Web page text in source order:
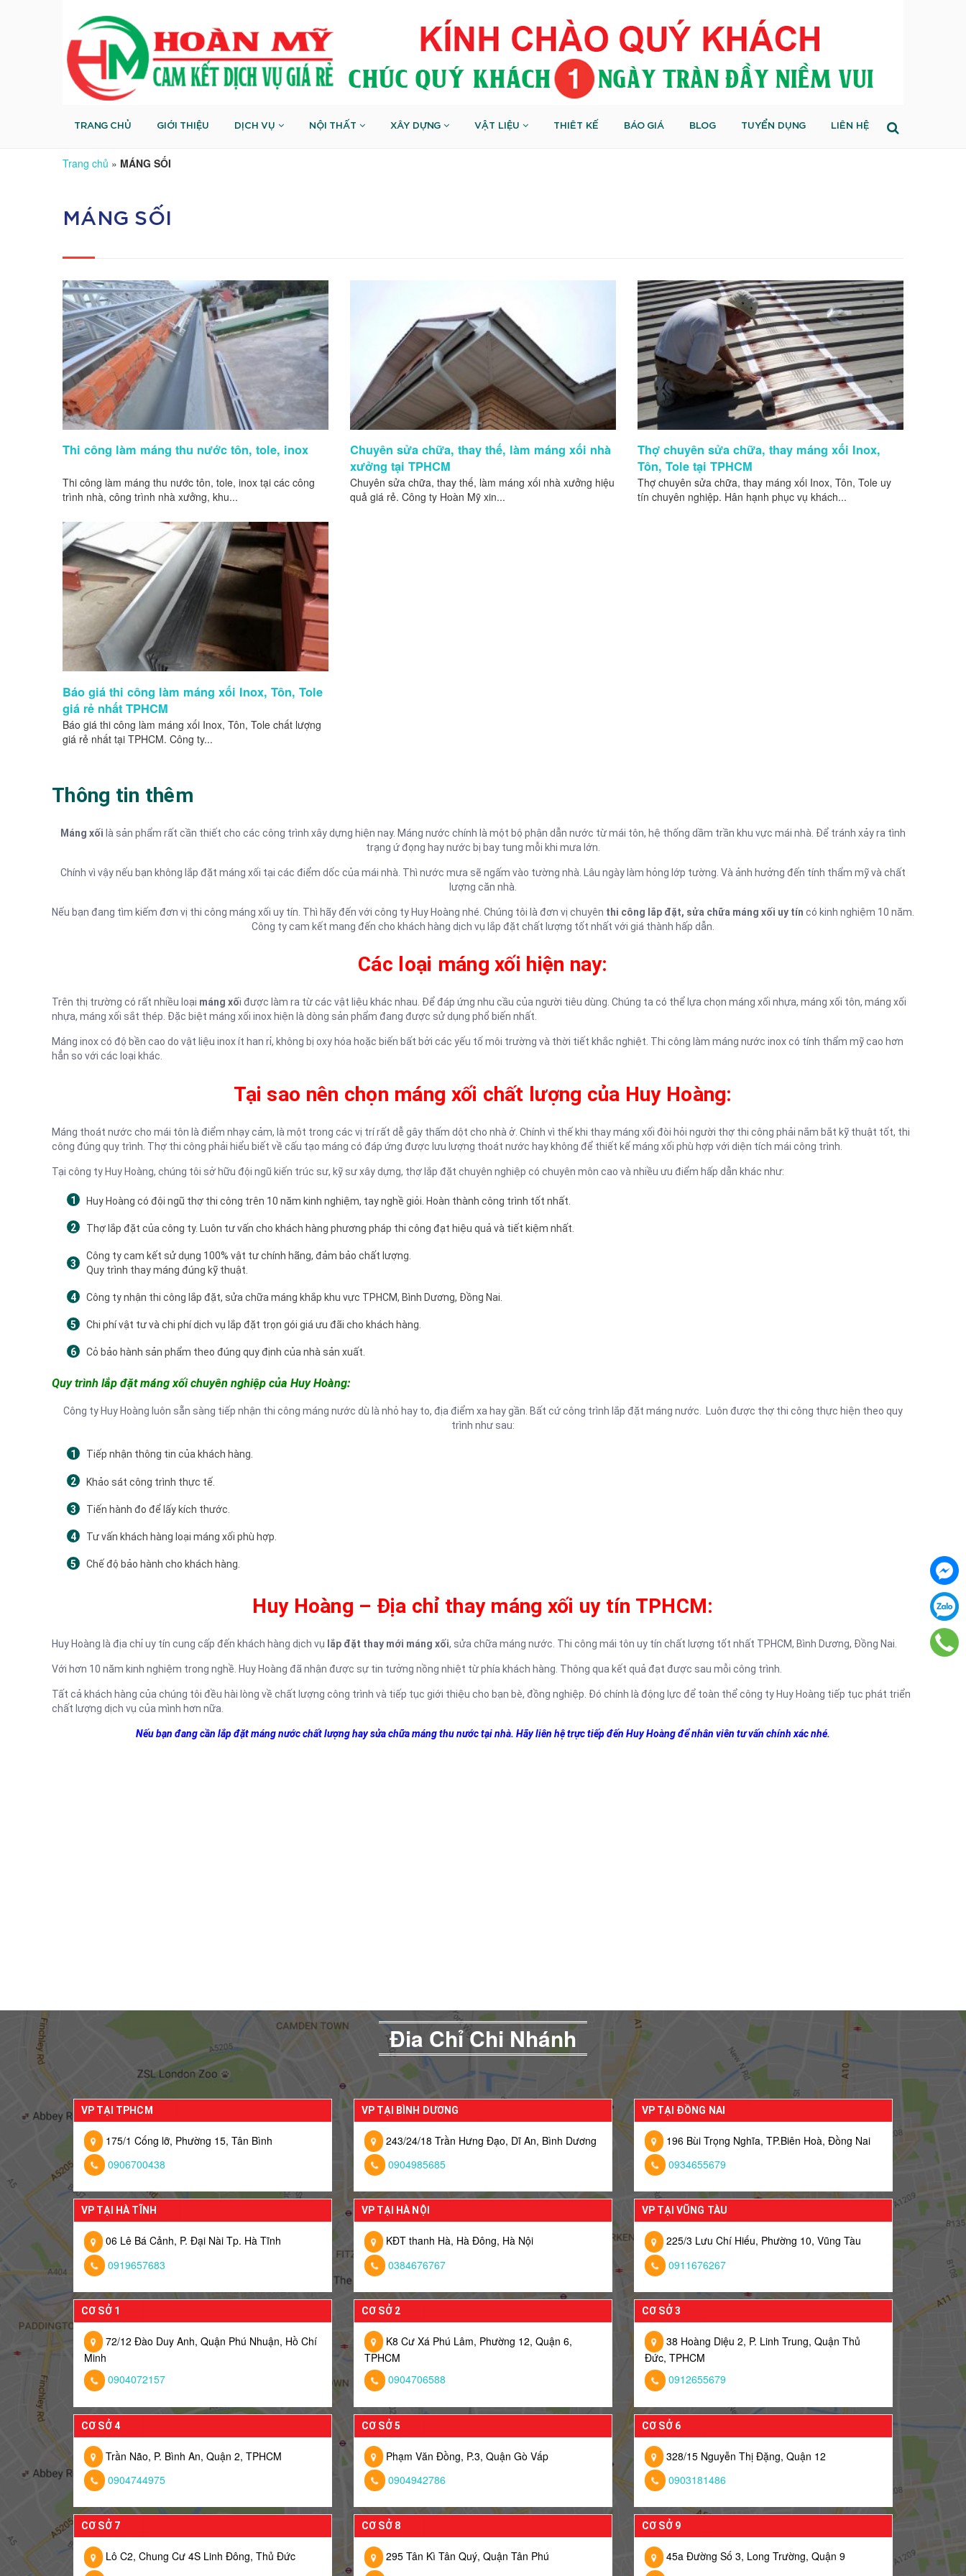
TRANG CHỦ GIỚI THIỆU DỊCH VỤ NỘI THẤT XÂY DỰNG VẬT LIỆU THIÊT KẾ BÁO GIÁ BLOG TUYỂN DỤNG LIÊN HỆ
Trang chủ » MÁNG SỐI
MÁNG SỐI
Thi công làm máng thu nước tôn, tole, inox
Thi công làm máng thu nước tôn, tole, inox tại các công
trình nhà, công trình nhà xưởng, khu...
Chuyên sửa chữa, thay thế, làm máng xối nhà
xưởng tại TPHCM
Chuyên sửa chữa, thay thế, làm máng xối nhà xưởng hiệu
quả giá rẻ. Công ty Hoàn Mỹ xin...
Thợ chuyên sửa chữa, thay máng xối Inox,
Tôn, Tole tại TPHCM
Thợ chuyên sửa chữa, thay máng xối Inox, Tôn, Tole uy
tín chuyên nghiệp. Hân hạnh phục vụ khách...
Báo giá thi công làm máng xối Inox, Tôn, Tole
giá rẻ nhất TPHCM
Báo giá thi công làm máng xối Inox, Tôn, Tole chất lượng
giá rẻ nhất tại TPHCM. Công ty...
Thông tin thêm
Máng xối là sản phẩm rất cần thiết cho các công trình xây dựng hiện nay. Máng nước chính là một bộ phận dẫn nước từ mái tôn, hệ thống dầm trần khu vực mái nhà. Để tránh xảy ra tình
trạng ứ đọng hay nước bị bay tung mỗi khi mưa lớn.
Chính vì vậy nếu bạn không lắp đặt máng xối tại các điểm dốc của mái nhà. Thì nước mưa sẽ ngấm vào tường nhà. Lâu ngày làm hỏng lớp tường. Và ảnh hưởng đến tính thẩm mỹ và chất
lượng căn nhà.
Nếu bạn đang tìm kiếm đơn vị thi công máng xối uy tín. Thì hãy đến với công ty Huy Hoàng nhé. Chúng tôi là đơn vị chuyên thi công lắp đặt, sửa chữa máng xối uy tín có kinh nghiệm 10 năm.
Công ty cam kết mang đến cho khách hàng dịch vụ lắp đặt chất lượng tốt nhất với giá thành hấp dẫn.
Các loại máng xối hiện nay:
Trên thị trường có rất nhiều loại máng xối được làm ra từ các vật liệu khác nhau. Để đáp ứng nhu cầu của người tiêu dùng. Chúng ta có thể lựa chọn máng xối nhựa, máng xối tôn, máng xối
nhựa, máng xối sắt thép. Đặc biệt máng xối inox hiện là dòng sản phẩm đang được sử dụng phổ biến nhất.
Máng inox có độ bền cao do vật liệu inox ít han rỉ, không bị oxy hóa hoặc biến bất bởi các yếu tố môi trường và thời tiết khắc nghiệt. Thi công làm máng nước inox có tính thẩm mỹ cao hơn
hẳn so với các loại khác.
Tại sao nên chọn máng xối chất lượng của Huy Hoàng:
Máng thoát nước cho mái tôn là điểm nhạy cảm, là một trong các vị trí rất dễ gây thấm dột cho nhà ở. Chính vì thế khi thay máng xối đòi hỏi người thợ thi công phải nắm bắt kỹ thuật tốt, thi
công đúng quy trình. Thợ thi công phải hiểu biết về cấu tạo máng có đáp ứng được lưu lượng thoát nước hay không để thiết kế máng xối phù hợp với diện tích mái công trình.
Tại công ty Huy Hoàng, chúng tôi sở hữu đội ngũ kiến trúc sư, kỹ sư xây dựng, thợ lắp đặt chuyên nghiệp có chuyên môn cao và nhiều ưu điểm hấp dẫn khác như:
Huy Hoàng có đội ngũ thợ thi công trên 10 năm kinh nghiệm, tay nghề giỏi. Hoàn thành công trình tốt nhất.
Thợ lắp đặt của công ty. Luôn tư vấn cho khách hàng phương pháp thi công đạt hiệu quả và tiết kiệm nhất.
Công ty cam kết sử dụng 100% vật tư chính hãng, đảm bảo chất lượng.
Quy trình thay máng đúng kỹ thuật.
Công ty nhận thi công lắp đặt, sửa chữa máng khắp khu vực TPHCM, Bình Dương, Đồng Nai.
Chi phí vật tư và chi phí dịch vụ lắp đặt trọn gói giá ưu đãi cho khách hàng.
Cỏ bảo hành sản phẩm theo đúng quy định của nhà sản xuất.
Quy trình lắp đặt máng xối chuyên nghiệp của Huy Hoàng:
Công ty Huy Hoàng luôn sẵn sàng tiếp nhận thi công máng nước dù là nhỏ hay to, địa điểm xa hay gần. Bất cứ công trình lắp đặt máng nước. Luôn được thợ thi công thực hiện theo quy
trình như sau:
Tiếp nhận thông tin của khách hàng.
Khảo sát công trình thực tế.
Tiến hành đo để lấy kích thước.
Tư vấn khách hàng loại máng xối phù hợp.
Chế độ bảo hành cho khách hàng.
Huy Hoàng – Địa chỉ thay máng xối uy tín TPHCM:
Huy Hoàng là địa chỉ uy tín cung cấp đến khách hàng dịch vụ lắp đặt thay mới máng xối, sửa chữa máng nước. Thi công mái tôn uy tín chất lượng tốt nhất TPHCM, Bình Dương, Đồng Nai.
Với hơn 10 năm kinh nghiệm trong nghề. Huy Hoàng đã nhận được sự tin tưởng nồng nhiệt từ phía khách hàng. Thông qua kết quả đạt được sau mỗi công trình.
Tất cả khách hàng của chúng tôi đều hài lòng về chất lượng công trình và tiếp tục giới thiệu cho bạn bè, đồng nghiệp. Đó chính là động lực để toàn thể công ty Huy Hoàng tiếp tục phát triển
chất lượng dịch vụ của mình hơn nữa.
Nếu bạn đang cần lắp đặt máng nước chất lượng hay sửa chữa máng thu nước tại nhà. Hãy liên hệ trực tiếp đến Huy Hoàng để nhân viên tư vấn chính xác nhé.
Đia Chỉ Chi Nhánh
VP TẠI TPHCM
175/1 Cống lỡ, Phường 15, Tân Bình
0906700438
VP TẠI BÌNH DƯƠNG
243/24/18 Trần Hưng Đạo, Dĩ An, Bình Dương
0904985685
VP TẠI ĐỒNG NAI
196 Bùi Trọng Nghĩa, TP.Biên Hoà, Đồng Nai
0934655679
VP TẠI HÀ TĨNH
06 Lê Bá Cảnh, P. Đại Nài Tp. Hà Tĩnh
0919657683
VP TẠI HÀ NỘI
KĐT thanh Hà, Hà Đông, Hà Nội
0384676767
VP TẠI VŨNG TÀU
225/3 Lưu Chí Hiếu, Phường 10, Vũng Tàu
0911676267
CƠ SỞ 1
72/12 Đào Duy Anh, Quận Phú Nhuận, Hồ Chí
Minh
0904072157
CƠ SỞ 2
K8 Cư Xá Phú Lâm, Phường 12, Quận 6,
TPHCM
0904706588
CƠ SỞ 3
38 Hoàng Diệu 2, P. Linh Trung, Quận Thủ
Đức, TPHCM
0912655679
CƠ SỞ 4
Trần Não, P. Bình An, Quận 2, TPHCM
0904744975
CƠ SỞ 5
Phạm Văn Đồng, P.3, Quận Gò Vấp
0904942786
CƠ SỞ 6
328/15 Nguyễn Thị Đặng, Quận 12
0903181486
CƠ SỞ 7
Lô C2, Chung Cư 4S Linh Đông, Thủ Đức
CƠ SỞ 8
295 Tân Kì Tân Quý, Quận Tân Phú
CƠ SỞ 9
45a Đường Số 3, Long Trường, Quận 9